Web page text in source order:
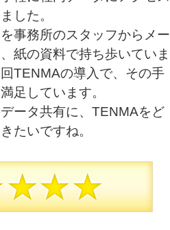
した。
事務所のスタッフからメー
紙の資料で持ち歩いていま
TENMAの導入で、その手
足しています。
ータ共有に、TENMAをど
たいですね。